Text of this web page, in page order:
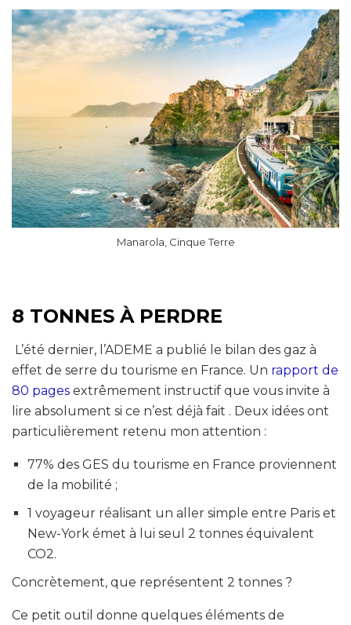
Manarola, Cinque Terre
8 TONNES À PERDRE
L’été dernier, l’ADEME a publié le bilan des gaz à
effet de serre du tourisme en France. Un rapport de
80 pages extrêmement instructif que vous invite à
lire absolument si ce n’est déjà fait . Deux idées ont
particulièrement retenu mon attention :
77% des GES du tourisme en France proviennent
de la mobilité ;
1 voyageur réalisant un aller simple entre Paris et
New-York émet à lui seul 2 tonnes équivalent
CO2.
Concrètement, que représentent 2 tonnes ?
Ce petit outil donne quelques éléments de